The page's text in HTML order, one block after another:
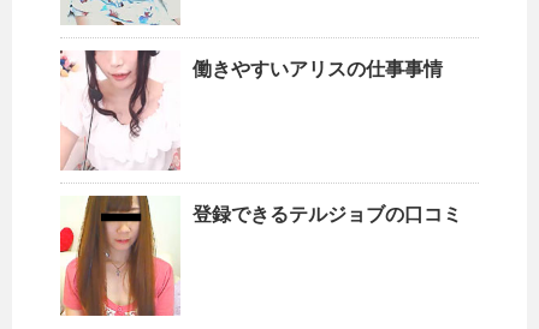
働きやすいアリスの仕事事情
登録できるテルジョブの口コミ